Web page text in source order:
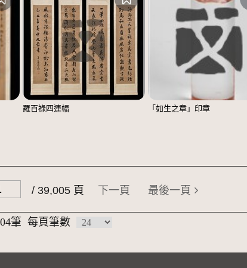
羅百祿四連幅 「如生之章」印章
/ 39,005 頁 下一頁 最後一頁
筆 每頁筆數